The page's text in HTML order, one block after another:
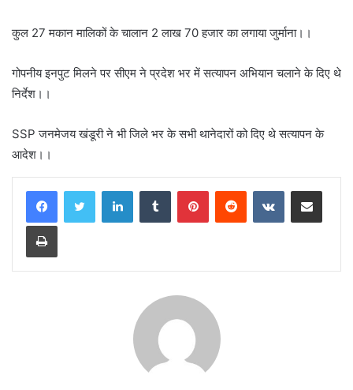
कुल 27 मकान मालिकों के चालान 2 लाख 70 हजार का लगाया जुर्माना।।
गोपनीय इनपुट मिलने पर सीएम ने प्रदेश भर में सत्यापन अभियान चलाने के दिए थे
निर्देश।।
SSP जनमेजय खंडूरी ने भी जिले भर के सभी थानेदारों को दिए थे सत्यापन के
आदेश।।
LinkedInTumblr PinterestReddit VKontakteShare via Email
Print